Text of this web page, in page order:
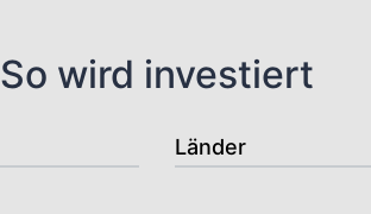
So wird investiert
Länder